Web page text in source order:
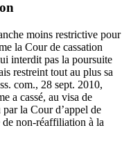
moins restrictive pour
la Cour de cassation
interdit pas la poursuite
restreint tout au plus sa
com., 28 sept. 2010,
a cassé, au visa de
la Cour d’appel de
non-réaffiliation à la